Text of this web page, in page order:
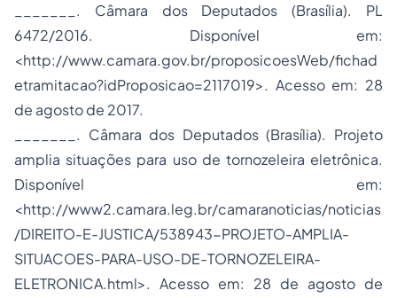
_______. Câmara dos Deputados (Brasília). PL
6472/2016. Disponível em:
<http://www.camara.gov.br/proposicoesWeb/fichad
etramitacao?idProposicao=2117019>. Acesso em: 28
de agosto de 2017.
_______. Câmara dos Deputados (Brasília). Projeto
amplia situações para uso de tornozeleira eletrônica.
Disponível em:
<http://www2.camara.leg.br/camaranoticias/noticias
/DIREITO-E-JUSTICA/538943-PROJETO-AMPLIA-
SITUACOES-PARA-USO-DE-TORNOZELEIRA-
ELETRONICA.html>. Acesso em: 28 de agosto de